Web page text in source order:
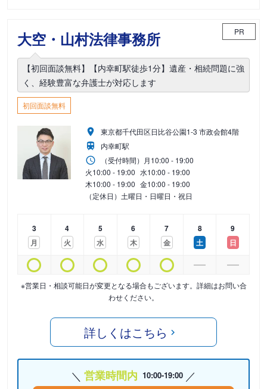
大空・山村法律事務所 PR
【初回面談無料】【内幸町駅徒歩1分】遺産・相続問題に強
く、経験豊富な弁護士が対応します
初回面談無料
東京都千代田区日比谷公園1-3 市政会館4階
内幸町駅
（受付時間） 月10:00 - 19:00
火10:00 - 19:00 水10:00 - 19:00
木10:00 - 19:00 金10:00 - 19:00
（定休日）土曜日・日曜日・祝日
3
月
4
火
5
水
6
木
7
金
8
土
9
日
※営業日・相談可能日が変更となる場合もございます。詳細はお問い合
わせください。
詳しくはこちら
営業時間内 10:00-19:00